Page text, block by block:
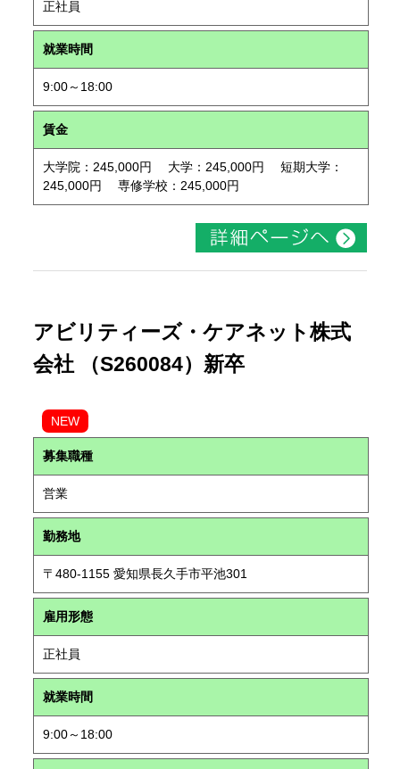
正社員
就業時間
9:00～18:00
賃金
大学院：245,000円 大学：245,000円 短期大学：
245,000円 専修学校：245,000円
アビリティーズ・ケアネット株式
会社 （S260084）新卒
NEW
募集職種
営業
勤務地
〒480-1155 愛知県長久手市平池301
雇用形態
正社員
就業時間
9:00～18:00